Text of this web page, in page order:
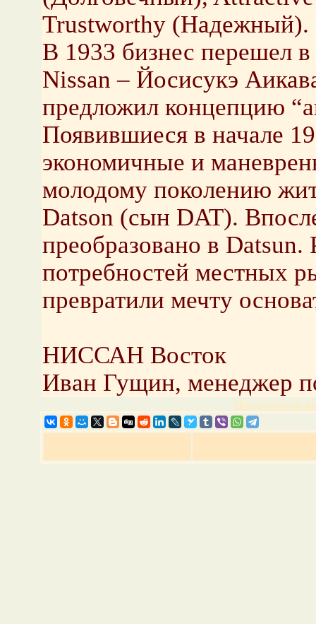
Trustworthy (Надежный).
В 1933 бизнес перешел
Nissan – Йосисукэ
предложил концепцию
Появившиеся в начале
экономичные и
молодому поколению
Datson (сын DAT).
преобразовано в Datsun.
потребностей местных
превратили мечту
НИССАН Восток
Иван Гущин, менеджер
Предыдущая